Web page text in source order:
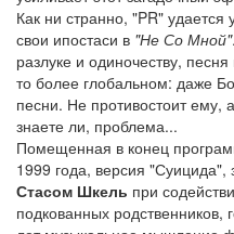
Как ни странно, "PR" удается
свои ипостаси в "Не Со Мной"
разлуке и одиночеству,
то более глобальном: даже
песни. Не противостоит ему,
знаете ли, проблема...
Помещенная в конец
1999 года, версия "Суицида",
Стасом Шкель при
подкованных родственников,